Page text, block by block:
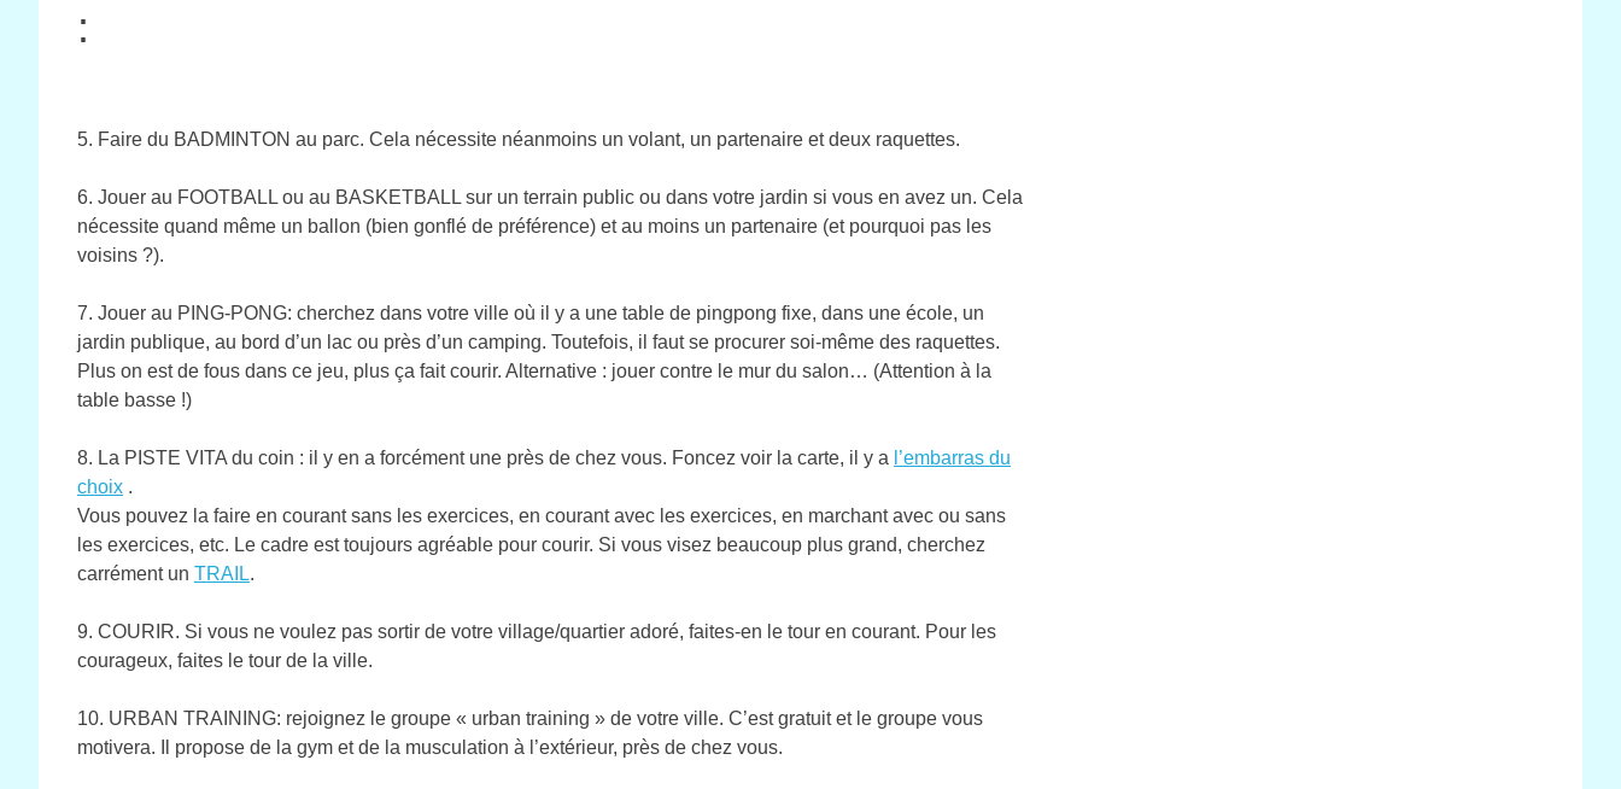
:
5. Faire du BADMINTON au parc. Cela nécessite néanmoins un volant, un partenaire et deux raquettes.
6. Jouer au FOOTBALL ou au BASKETBALL sur un terrain public ou dans votre jardin si vous en avez un. Cela
nécessite quand même un ballon (bien gonflé de préférence) et au moins un partenaire (et pourquoi pas les
voisins ?).
7. Jouer au PING-PONG: cherchez dans votre ville où il y a une table de pingpong fixe, dans une école, un
jardin publique, au bord d’un lac ou près d’un camping. Toutefois, il faut se procurer soi-même des raquettes.
Plus on est de fous dans ce jeu, plus ça fait courir. Alternative : jouer contre le mur du salon… (Attention à la
table basse !)
8. La PISTE VITA du coin : il y en a forcément une près de chez vous. Foncez voir la carte, il y a l’embarras du
choix .
Vous pouvez la faire en courant sans les exercices, en courant avec les exercices, en marchant avec ou sans
les exercices, etc. Le cadre est toujours agréable pour courir. Si vous visez beaucoup plus grand, cherchez
carrément un TRAIL.
9. COURIR. Si vous ne voulez pas sortir de votre village/quartier adoré, faites-en le tour en courant. Pour les
courageux, faites le tour de la ville.
10. URBAN TRAINING: rejoignez le groupe « urban training » de votre ville. C’est gratuit et le groupe vous
motivera. Il propose de la gym et de la musculation à l’extérieur, près de chez vous.